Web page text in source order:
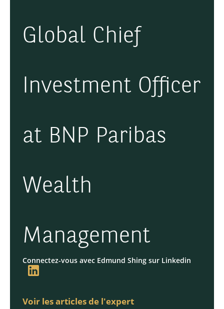
Global Chief
Investment Officer
at BNP Paribas
Wealth
Management
Connectez-vous avec Edmund Shing sur Linkedin
Voir les articles de l'expert